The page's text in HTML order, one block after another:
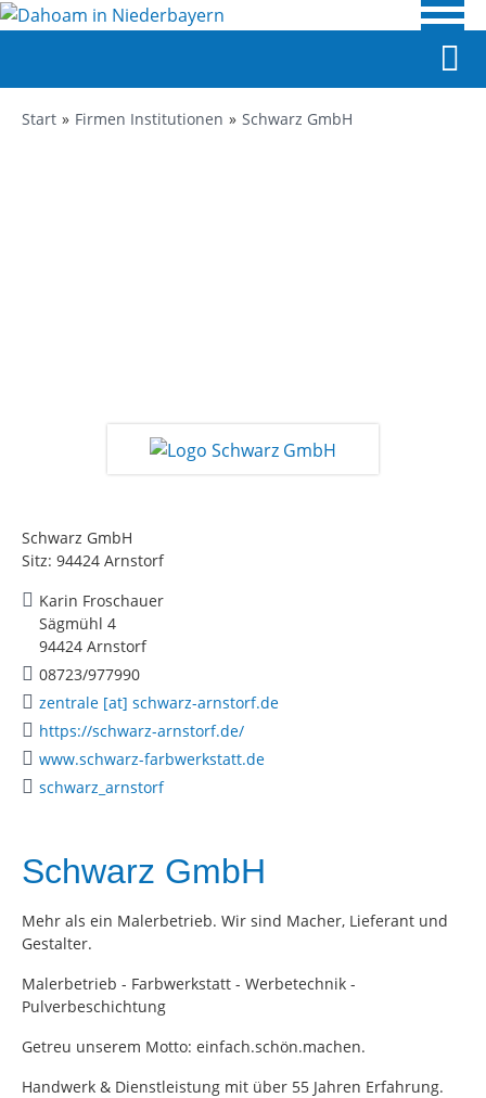
Start Firmen Institutionen Schwarz GmbH
Schwarz GmbH
Sitz: 94424 Arnstorf
Karin Froschauer
Sägmühl 4
94424 Arnstorf
08723/977990
zentrale [at] schwarz-arnstorf.de
https://schwarz-arnstorf.de/
www.schwarz-farbwerkstatt.de
schwarz_arnstorf
Schwarz GmbH
Mehr als ein Malerbetrieb. Wir sind Macher, Lieferant und
Gestalter.
Malerbetrieb - Farbwerkstatt - Werbetechnik -
Pulverbeschichtung
Getreu unserem Motto: einfach.schön.machen.
Handwerk & Dienstleistung mit über 55 Jahren Erfahrung.